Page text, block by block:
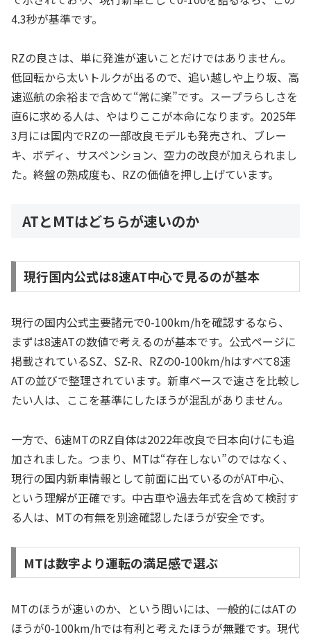
4.3秒が基準です。
RZの良さは、単に発進が速いことだけではありません。
低回転から太いトルクが出るので、追い越しや上り坂、高
速巡航の余裕まで含めて“常に楽”です。スープラらしさを
直6に求める人は、やはりここが本命になります。2025年
3月には国内でRZの一部改良モデルも発売され、ブレー
キ、ボディ、サスペンション、空力の改良が加えられまし
た。終盤の熟成度も、RZの価値を押し上げています。
ATとMTはどちらが速いのか
現行国内公式は8速AT中心で見るのが基本
現行の国内公式主要諸元で0-100km/hを確認するなら、
まずは8速ATの数値で考えるのが基本です。公式ページに
掲載されているSZ、SZ-R、RZの0-100km/hはすべて8速
ATの並びで整理されています。新車ベースで速さを比較し
たい人は、ここを基準にしたほうが混乱がありません。
一方で、6速MTのRZ自体は2022年改良で日本向けにも追
加されました。つまり、MTは“存在しない”のではなく、
現行の国内新車情報として前面に出ているのがAT中心、
という理解が正確です。中古車や過去年式を含めて検討す
る人は、MTの有無を別途確認したほうが安全です。
MTは数字より運転の満足感で選ぶ
MTのほうが速いのか、という問いには、一般的にはATの
ほうが0-100km/hでは有利と考えたほうが無難です。現代